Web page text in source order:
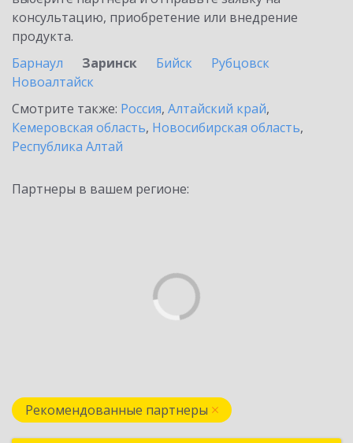
консультацию, приобретение или внедрение
продукта.
Барнаул
Заринск Бийск
Рубцовск
Новоалтайск
Смотрите также: Россия, Алтайский край,
Кемеровская область, Новосибирская область,
Республика Алтай
Партнеры в вашем регионе:
Рекомендованные партнеры